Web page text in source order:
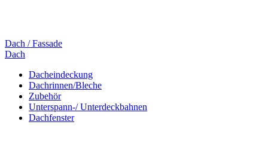
Dach / Fassade
Dach
Dacheindeckung
Dachrinnen/Bleche
Zubehör
Unterspann-/ Unterdeckbahnen
Dachfenster